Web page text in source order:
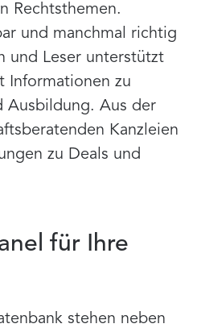
Rechtsthemen.
und manchmal richtig
und Leser unterstützt
Informationen zu
Ausbildung. Aus der
Kanzleien
zu Deals und
für Ihre
stehen neben